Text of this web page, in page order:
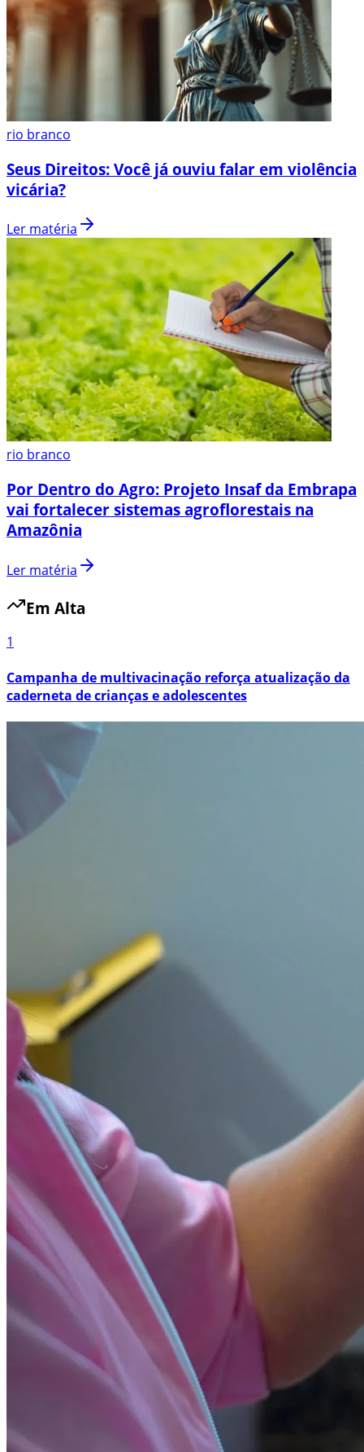
rio branco
Seus Direitos: Você já ouviu falar em violência
vicária?
Ler matéria
rio branco
Por Dentro do Agro: Projeto Insaf da Embrapa
vai fortalecer sistemas agroflorestais na
Amazônia
Ler matéria
Em Alta
1
Campanha de multivacinação reforça atualização da
caderneta de crianças e adolescentes